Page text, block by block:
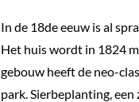
In de 18de eeuw is al
Het huis wordt in 1824
gebouw heeft de neo-
park. Sierbeplanting,